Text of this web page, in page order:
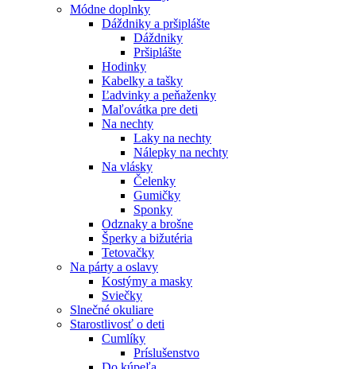
Módne doplnky
Dáždniky a pršiplášte
Dáždniky
Pršiplášte
Hodinky
Kabelky a tašky
Ľadvinky a peňaženky
Maľovátka pre deti
Na nechty
Laky na nechty
Nálepky na nechty
Na vlásky
Čelenky
Gumičky
Sponky
Odznaky a brošne
Šperky a bižutéria
Tetovačky
Na párty a oslavy
Kostýmy a masky
Sviečky
Slnečné okuliare
Starostlivosť o deti
Cumlíky
Príslušenstvo